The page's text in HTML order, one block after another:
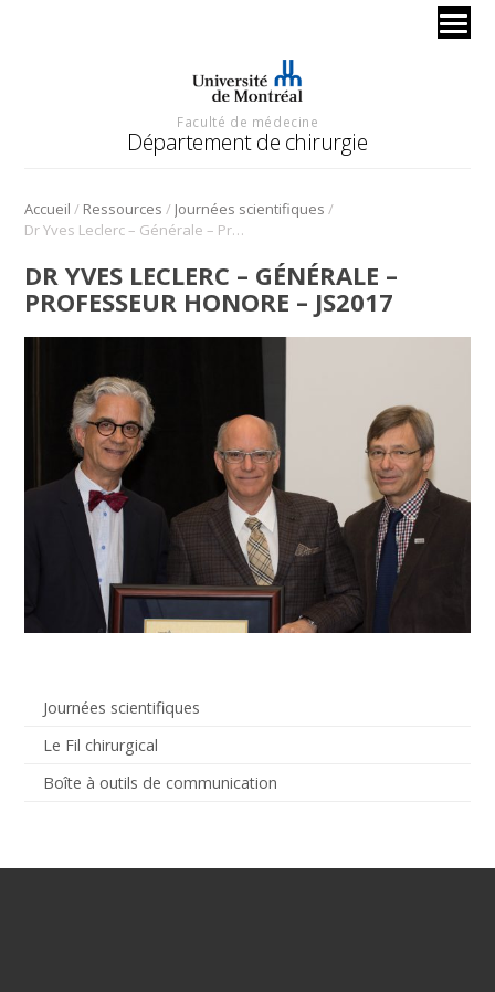
Faculté de médecine
Département de chirurgie
Accueil / Ressources / Journées scientifiques /
Dr Yves Leclerc – Générale – Professeur honore – JS2017
Journées scientifiques
Le Fil chirurgical
Boîte à outils de communication
DR YVES LECLERC – GÉNÉRALE –
PROFESSEUR HONORE – JS2017